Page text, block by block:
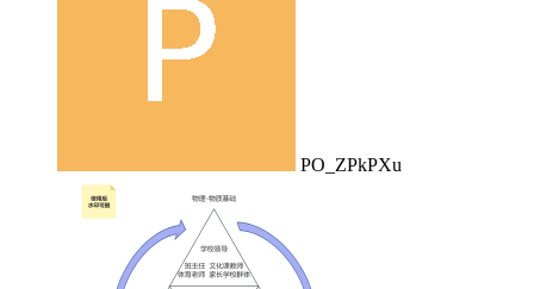
PO_ZPkPXu